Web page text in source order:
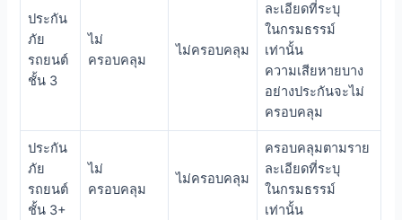
ประกัน
ภัย
รถยนต์
ชั้น 3
ไม่
ครอบคลุม
ไม่ครอบคลุม
ละเอียดที่ระบุ
ในกรมธรรม์
เท่านั้น
ความเสียหายบาง
อย่างประกันจะไม่
ครอบคลุม
ประกัน
ภัย
รถยนต์
ชั้น 3+
ไม่
ครอบคลุม
ไม่ครอบคลุม
ครอบคลุมตามราย
ละเอียดที่ระบุ
ในกรมธรรม์
เท่านั้น